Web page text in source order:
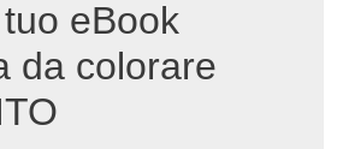
eBook
da colorare